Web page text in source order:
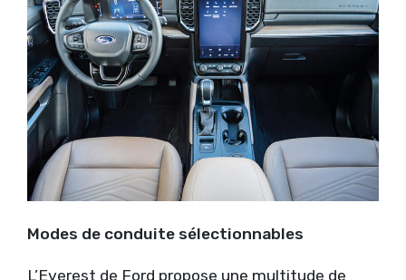
Modes de conduite sélectionnables
L’Everest de Ford propose une multitude de